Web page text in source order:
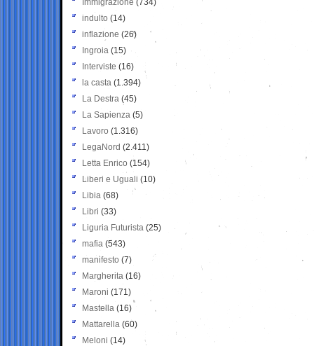
Immigrazione (734)
indulto (14)
inflazione (26)
Ingroia (15)
Interviste (16)
la casta (1.394)
La Destra (45)
La Sapienza (5)
Lavoro (1.316)
LegaNord (2.411)
Letta Enrico (154)
Liberi e Uguali (10)
Libia (68)
Libri (33)
Liguria Futurista (25)
mafia (543)
manifesto (7)
Margherita (16)
Maroni (171)
Mastella (16)
Mattarella (60)
Meloni (14)